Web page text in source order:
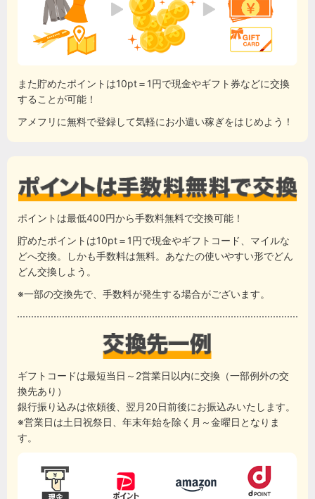
また貯めたポイントは10pt＝1円で現金やギフト券などに交換
することが可能！
アメフリに無料で登録して気軽にお小遣い稼ぎをはじめよう！
ポイントは最低400円から手数料無料で交換可能！
貯めたポイントは10pt＝1円で現金やギフトコード、マイルな
どへ交換。しかも手数料は無料。あなたの使いやすい形でどん
どん交換しよう。
※一部の交換先で、手数料が発生する場合がございます。
ギフトコードは最短当日～2営業日以内に交換（一部例外の交
換先あり）
銀行振り込みは依頼後、翌月20日前後にお振込みいたします。
※営業日は土日祝祭日、年末年始を除く月～金曜日となりま
す。